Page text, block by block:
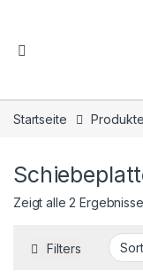
Startseite
Zeigt alle 2 Ergebnisse
Filters